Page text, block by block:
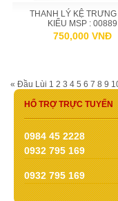
THANH LÝ KỆ TRƯNG
KIỂU MSP : 00889
750,000 VNĐ
« Đầu Lùi 1 2 3 4 5 6 7 8 9
HỔ TRỢ TRỰC TUYẾN
0984 45 2228
0932 795 169
0932 795 169